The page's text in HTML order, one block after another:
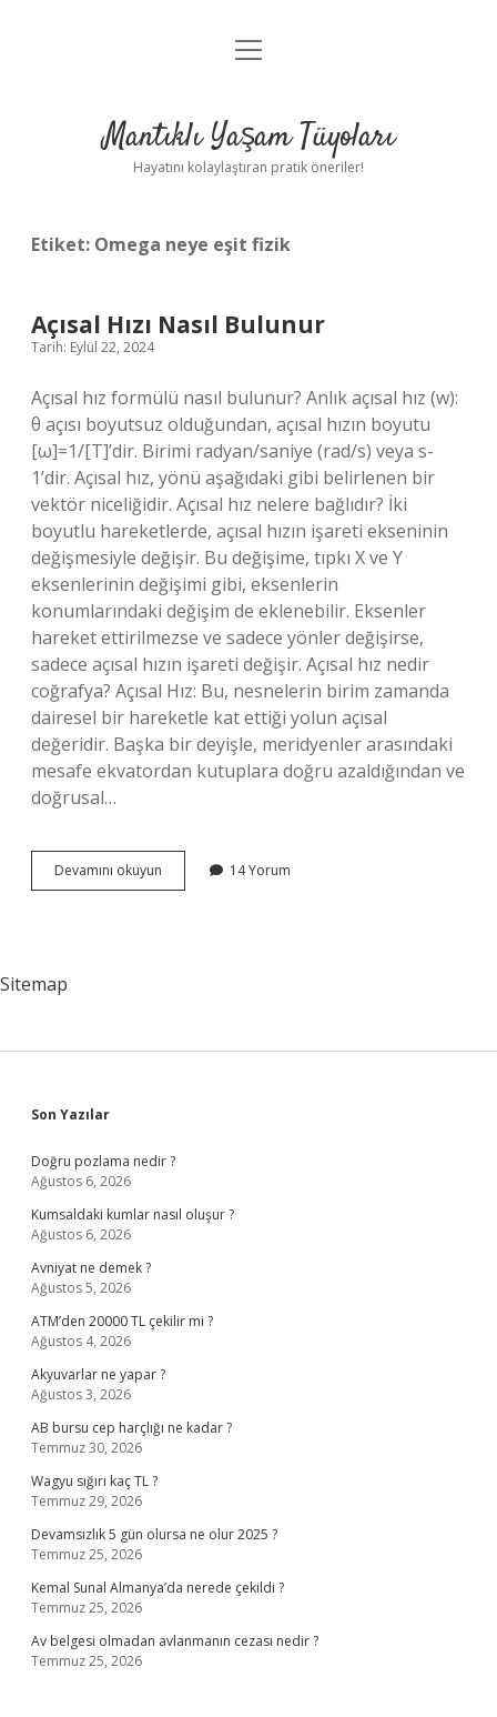
Anasayfa
Yasal Uyarı
menüyü
Mantıklı Yaşam Tüyoları
Hayatını kolaylaştıran pratik öneriler!
Etiket: Omega neye eşit fizik
Açısal Hızı Nasıl Bulunur
Tarih: Eylül 22, 2024
Açısal hız formülü nasıl bulunur? Anlık açısal hız (w):
θ açısı boyutsuz olduğundan, açısal hızın boyutu
[ω]=1/[T]’dir. Birimi radyan/saniye (rad/s) veya s-
1’dir. Açısal hız, yönü aşağıdaki gibi belirlenen bir
vektör niceliğidir. Açısal hız nelere bağlıdır? İki
boyutlu hareketlerde, açısal hızın işareti ekseninin
değişmesiyle değişir. Bu değişime, tıpkı X ve Y
eksenlerinin değişimi gibi, eksenlerin
konumlarındaki değişim de eklenebilir. Eksenler
hareket ettirilmezse ve sadece yönler değişirse,
sadece açısal hızın işareti değişir. Açısal hız nedir
coğrafya? Açısal Hız: Bu, nesnelerin birim zamanda
dairesel bir hareketle kat ettiği yolun açısal
değeridir. Başka bir deyişle, meridyenler arasındaki
mesafe ekvatordan kutuplara doğru azaldığından ve
doğrusal…
Devamını okuyun
Hızı
14 Yorum
Sitemap
Sidebar
Son Yazılar
Doğru pozlama nedir ?
Ağustos 6, 2026
Kumsaldaki kumlar nasıl oluşur ?
Ağustos 6, 2026
Avniyat ne demek ?
Ağustos 5, 2026
ATM’den 20000 TL çekilir mi ?
Ağustos 4, 2026
Akyuvarlar ne yapar ?
Ağustos 3, 2026
AB bursu cep harçlığı ne kadar ?
Temmuz 30, 2026
Wagyu sığırı kaç TL ?
Temmuz 29, 2026
Devamsızlık 5 gün olursa ne olur 2025 ?
Temmuz 25, 2026
Kemal Sunal Almanya’da nerede çekildi ?
Temmuz 25, 2026
Av belgesi olmadan avlanmanın cezası nedir ?
Temmuz 25, 2026